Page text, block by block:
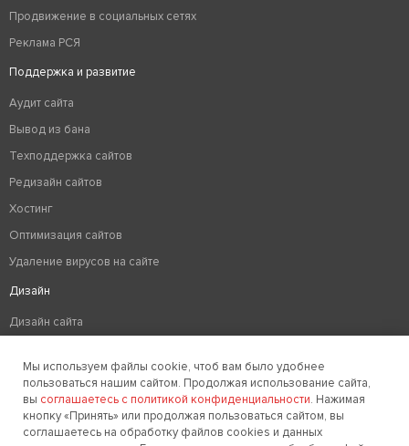
Продвижение в социальных сетях
Реклама РСЯ
Поддержка и развитие
Аудит сайта
Вывод из бана
Техподдержка сайтов
Редизайн сайтов
Хостинг
Оптимизация сайтов
Удаление вирусов на сайте
Дизайн
Дизайн сайта
Создание фирменного стиля
Заказать звонок
Мы используем файлы cookie, чтоб вам было удобнее
пользоваться нашим сайтом. Продолжая использование сайта,
вы соглашаетесь с политикой конфиденциальности. Нажимая
кнопку «Принять» или продолжая пользоваться сайтом, вы
соглашаетесь на обработку файлов cookies и данных